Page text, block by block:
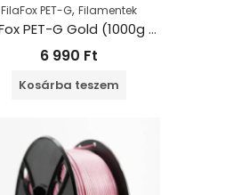
FilaFox PET-G, Filamentek
FilaFox PET-G Gold (1000g / 1,75mm)
6 990 Ft
Kosárba teszem